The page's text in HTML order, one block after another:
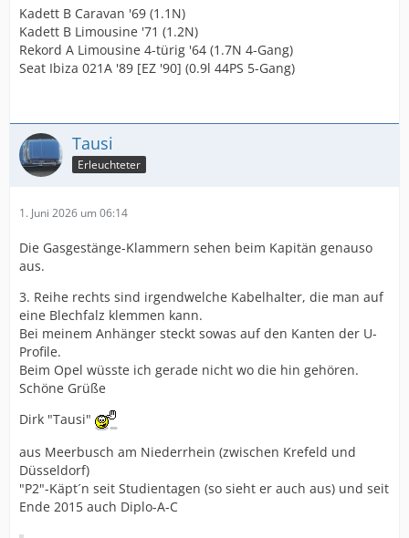
Kadett B Caravan '69 (1.1N)
Kadett B Limousine '71 (1.2N)
Rekord A Limousine 4-türig '64 (1.7N 4-Gang)
Seat Ibiza 021A '89 [EZ '90] (0.9l 44PS 5-Gang)
Tausi
Erleuchteter
1. Juni 2026 um 06:14
Die Gasgestänge-Klammern sehen beim Kapitän genauso
aus.
3. Reihe rechts sind irgendwelche Kabelhalter, die man auf
eine Blechfalz klemmen kann.
Bei meinem Anhänger steckt sowas auf den Kanten der U-
Profile.
Beim Opel wüsste ich gerade nicht wo die hin gehören.
Schöne Grüße
Dirk "Tausi"
aus Meerbusch am Niederrhein (zwischen Krefeld und
Düsseldorf)
"P2"-Käpt´n seit Studientagen (so sieht er auch aus) und seit
Ende 2015 auch Diplo-A-C